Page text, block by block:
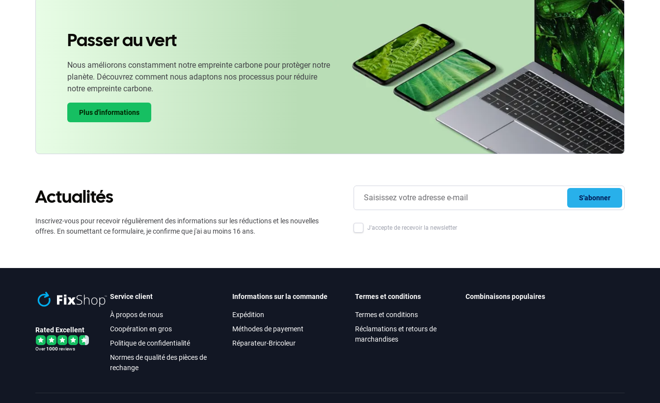
Passer au vert
Nous améliorons constamment notre empreinte carbone pour protèger notre
planète. Découvrez comment nous adaptons nos processus pour réduire
notre empreinte carbone.
Plus d'informations
Actualités
Inscrivez-vous pour recevoir régulièrement des informations sur les réductions et les nouvelles
offres. En soumettant ce formulaire, je confirme que j'ai au moins 16 ans.
S'abonner
J'accepte de recevoir la newsletter
Rated Excellent
Over1000reviews
Service client
À propos de nous
Coopération en gros
Politique de confidentialité
Normes de qualité des pièces de
rechange
Informations sur la commande
Expédition
Méthodes de payement
Réparateur-Bricoleur
Termes et conditions
Termes et conditions
Réclamations et retours de
marchandises
Combinaisons populaires